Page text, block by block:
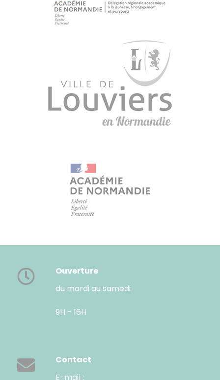
Ouverture
du mardi au samedi
9H - 16H
Contact
E-mail :